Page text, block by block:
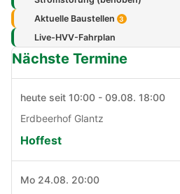
Aktuelle Baustellen 3
Live-HVV-Fahrplan
Nächste Termine
heute seit 10:00 - 09.08. 18:00
Erdbeerhof Glantz
Hoffest
Mo 24.08. 20:00